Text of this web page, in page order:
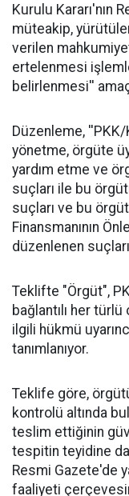
Kurulu Kararı'nın
müteakip,
verilen
ertelenmesi
belirlenmesi''
Düzenleme,
yönetme, örgüte
yardım etme ve
suçları ile bu
suçları ve bu
Finansmanının
düzenlenen
Teklifte "Örgüt",
bağlantılı her
ilgili hükmü
tanımlanıyor.
Teklife göre,
kontrolü altında
teslim ettiğinin
tespitin teyidine
Resmi Gazete'de
faaliyeti